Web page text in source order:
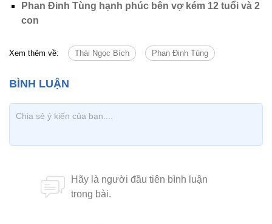
Phan Đinh Tùng hạnh phúc bên vợ kém 12 tuổi và 2
con
Xem thêm về: Thái Ngọc Bích Phan Đinh Tùng